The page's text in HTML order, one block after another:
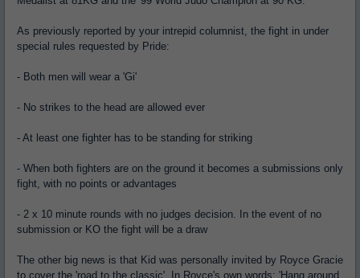
As previously reported by your intrepid columnist, the fight in under
special rules requested by Pride:
- Both men will wear a 'Gi'
- No strikes to the head are allowed ever
- At least one fighter has to be standing for striking
- When both fighters are on the ground it becomes a submissions only
fight, with no points or advantages
- 2 x 10 minute rounds with no judges decision. In the event of no
submission or KO the fight will be a draw
The other big news is that Kid was personally invited by Royce Gracie
to cover the 'road to the classic'. In Royce's own words: 'Hang around